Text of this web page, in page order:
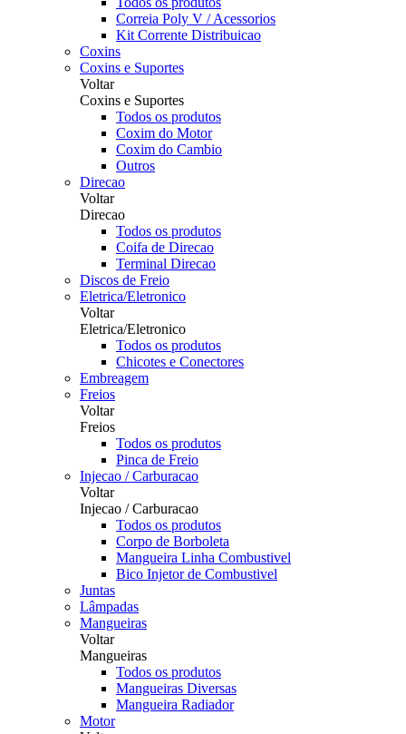
Correia Poly V / Acessorios
Kit Corrente Distribuicao
Coxins
Coxins e Suportes
Voltar
Coxins e Suportes
Todos os produtos
Coxim do Motor
Coxim do Cambio
Outros
Direcao
Voltar
Direcao
Todos os produtos
Coifa de Direcao
Terminal Direcao
Discos de Freio
Eletrica/Eletronico
Voltar
Eletrica/Eletronico
Todos os produtos
Chicotes e Conectores
Embreagem
Freios
Voltar
Freios
Todos os produtos
Pinca de Freio
Injecao / Carburacao
Voltar
Injecao / Carburacao
Todos os produtos
Corpo de Borboleta
Mangueira Linha Combustivel
Bico Injetor de Combustivel
Juntas
Lâmpadas
Mangueiras
Voltar
Mangueiras
Todos os produtos
Mangueiras Diversas
Mangueira Radiador
Motor